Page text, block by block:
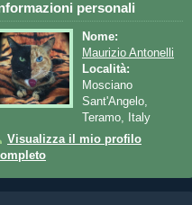
personali
Nome:
Maurizio Antonelli
Località:
Mosciano
Sant'Angelo,
Teramo, Italy
Visualizza il mio profilo